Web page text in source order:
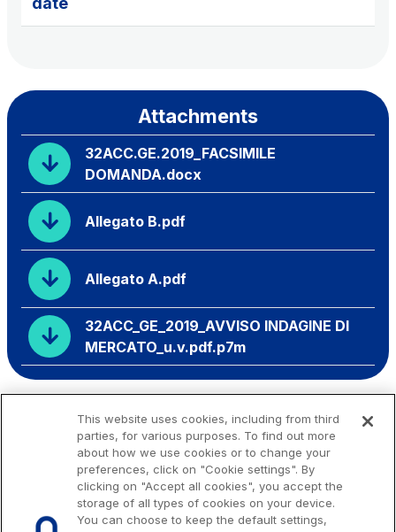
Attachments
32ACC.GE.2019_FACSIMILE
DOMANDA.docx
Allegato B.pdf
Allegato A.pdf
32ACC_GE_2019_AVVISO INDAGINE DI
MERCATO_u.v.pdf.p7m
This website uses cookies, including from third
parties, for various purposes. To find out more
about how we use cookies or to change your
preferences, click on "Cookie settings". By
clicking on "Accept all cookies", you accept the
storage of all types of cookies on your device.
You can choose to keep the default settings,